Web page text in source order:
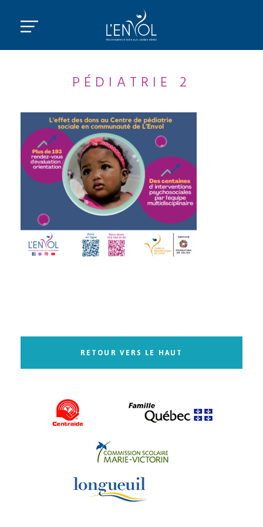
PÉDIATRIE 2
RETOUR VERS LE HAUT